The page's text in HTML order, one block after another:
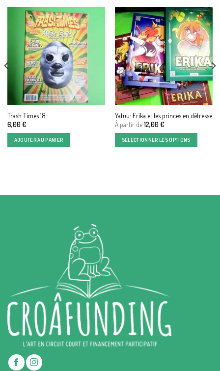
Trash Times 18
6,00€
AJOUTER AU PANIER
Yatuu: Erika et les princes en détresse
À partir de12,00€
SÉLECTIONNER LES OPTIONS